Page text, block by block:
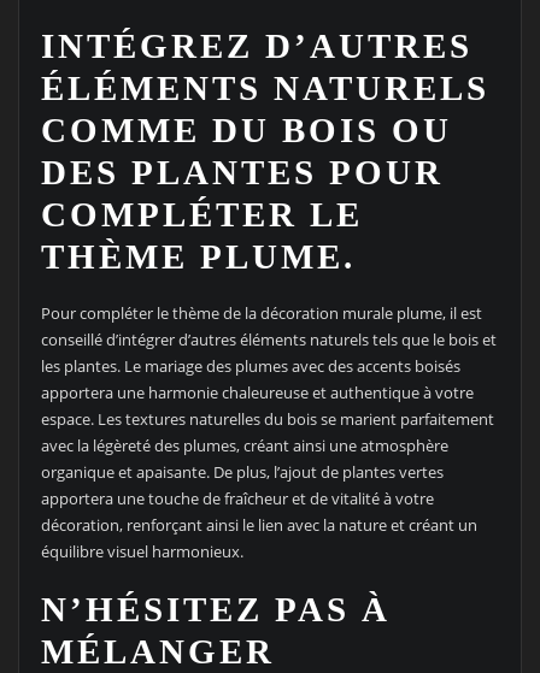
INTÉGREZ D’AUTRES
ÉLÉMENTS NATURELS
COMME DU BOIS OU
DES PLANTES POUR
COMPLÉTER LE
THÈME PLUME.
Pour compléter le thème de la décoration murale plume, il est
conseillé d’intégrer d’autres éléments naturels tels que le bois et
les plantes. Le mariage des plumes avec des accents boisés
apportera une harmonie chaleureuse et authentique à votre
espace. Les textures naturelles du bois se marient parfaitement
avec la légèreté des plumes, créant ainsi une atmosphère
organique et apaisante. De plus, l’ajout de plantes vertes
apportera une touche de fraîcheur et de vitalité à votre
décoration, renforçant ainsi le lien avec la nature et créant un
équilibre visuel harmonieux.
N’HÉSITEZ PAS À
MÉLANGER